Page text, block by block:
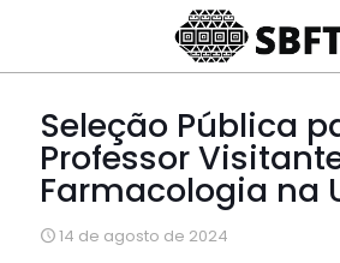
Seleção Pública
Professor
Farmacologia na
14 de agosto de 2024